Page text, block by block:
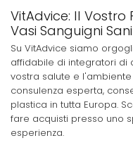
VitAdvice: Il
Vasi Sanguigni Sani
Su VitAdvice siamo
affidabile di integratori di
vostra salute e
consulenza esperta,
plastica in tutta Europa.
fare acquisti presso uno
esperienza.